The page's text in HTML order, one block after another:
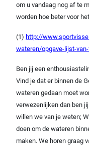
om u vandaag nog af te
worden hoe beter voor
(1) http://
wateren/opgave-lijst-
Ben jij een
Vind je dat er binnen de
wateren gedaan moet
verwezenlijken dan ben
willen we van je weten;
doen om de wateren
maken. We horen graag